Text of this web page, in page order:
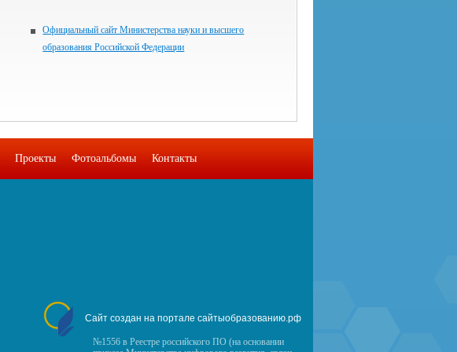
Официальный сайт Министерства науки и высшего
образования Российской Федерации
Проекты Фотоальбомы Контакты
Сайт создан на портале сайтыобразованию.рф
№1556 в Реестре российского ПО (на основании